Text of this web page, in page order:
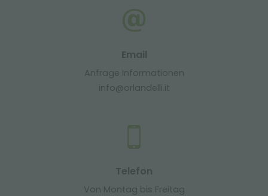
Email
Anfrage Informationen
info@orlandelli.it
Telefon
Von Montag bis Freitag